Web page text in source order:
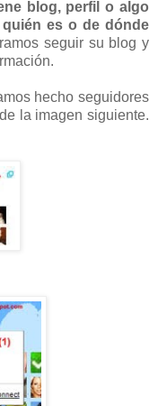
blog, perfil o algo
es o de dónde
seguir su blog y
hecho seguidores
la imagen siguiente.